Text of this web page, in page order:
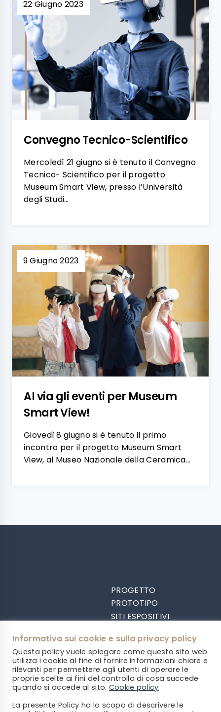
Convegno Tecnico-Scientifico
22 Giugno 2023
Mercoledì 21 giugno si è tenuto il Convegno
Tecnico- Scientifico per il progetto
Museum Smart View, presso l’Università
degli Studi…
Al via gli eventi per Museum
Smart View!
9 Giugno 2023
Giovedì 8 giugno si è tenuto il primo
incontro per il progetto Museum Smart
View, al Museo Nazionale della Ceramica…
PROGETTO
PROTOTIPO
SITI ESPOSITIVI
PARTNER
CONTATTI
Social
Facebook Twitter
Instagram
YouTube
Informativa sui cookie e sulla privacy policy
Questa policy vuole spiegare come questo sito web
utilizza i cookie al fine di fornire informazioni chiare e
rilevanti per permettere agli utenti di operare le
proprie scelte ai fini del controllo di cosa succede
quando si accede al sito. Cookie policy
La presente Policy ha lo scopo di descrivere le